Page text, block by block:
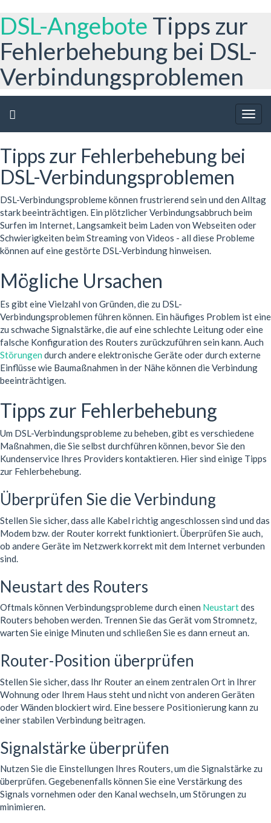
DSL-Angebote Tipps zur
Fehlerbehebung bei DSL-
Verbindungsproblemen
Tipps zur Fehlerbehebung bei
DSL-Verbindungsproblemen
DSL-Verbindungsprobleme können frustrierend sein und den Alltag
stark beeinträchtigen. Ein plötzlicher Verbindungsabbruch beim
Surfen im Internet, Langsamkeit beim Laden von Webseiten oder
Schwierigkeiten beim Streaming von Videos - all diese Probleme
können auf eine gestörte DSL-Verbindung hinweisen.
Mögliche Ursachen
Es gibt eine Vielzahl von Gründen, die zu DSL-
Verbindungsproblemen führen können. Ein häufiges Problem ist eine
zu schwache Signalstärke, die auf eine schlechte Leitung oder eine
falsche Konfiguration des Routers zurückzuführen sein kann. Auch
Störungen durch andere elektronische Geräte oder durch externe
Einflüsse wie Baumaßnahmen in der Nähe können die Verbindung
beeinträchtigen.
Tipps zur Fehlerbehebung
Um DSL-Verbindungsprobleme zu beheben, gibt es verschiedene
Maßnahmen, die Sie selbst durchführen können, bevor Sie den
Kundenservice Ihres Providers kontaktieren. Hier sind einige Tipps
zur Fehlerbehebung.
Überprüfen Sie die Verbindung
Stellen Sie sicher, dass alle Kabel richtig angeschlossen sind und das
Modem bzw. der Router korrekt funktioniert. Überprüfen Sie auch,
ob andere Geräte im Netzwerk korrekt mit dem Internet verbunden
sind.
Neustart des Routers
Oftmals können Verbindungsprobleme durch einen Neustartdes
Routers behoben werden. Trennen Sie das Gerät vom Stromnetz,
warten Sie einige Minuten und schließen Sie es dann erneut an.
Router-Position überprüfen
Stellen Sie sicher, dass Ihr Router an einem zentralen Ort in Ihrer
Wohnung oder Ihrem Haus steht und nicht von anderen Geräten
oder Wänden blockiert wird. Eine bessere Positionierung kann zu
einer stabilen Verbindung beitragen.
Signalstärke überprüfen
Nutzen Sie die Einstellungen Ihres Routers, um die Signalstärke zu
überprüfen. Gegebenenfalls können Sie eine Verstärkung des
Signals vornehmen oder den Kanal wechseln, um Störungen zu
minimieren.